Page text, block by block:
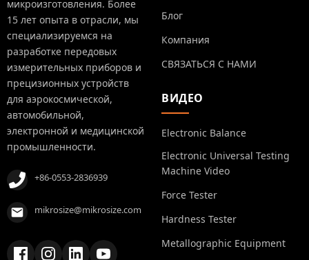
микроизготовления. Более
15 лет опыта в отрасли, мы
специализируемся на
разработке передовых
измерительных приборов и
прецизионных устройств
для аэрокосмической,
автомобильной,
электронной и медицинской
промышленности.
+86-0553-2836939
mikrosize@mikrosize.com
Блог
Компания
СВЯЗАТЬСЯ С НАМИ
ВИДЕО
Electronic Balance
Electronic Universal Testing
Machine Video
Force Tester
Hardness Tester
Metallographic Equipment